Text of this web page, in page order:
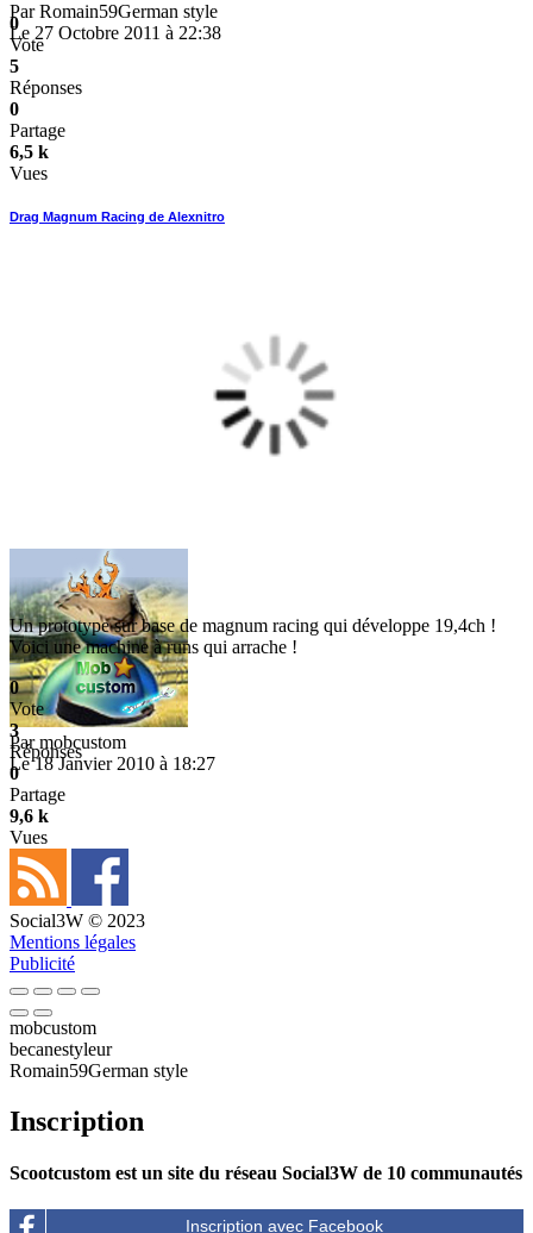
ParRomain59German style
Le 27 Octobre 2011 à 22:38
0
Vote
5
Réponses
0
Partage
6,5 k
Vues
Drag Magnum Racing de Alexnitro
Parmobcustom
Le 18 Janvier 2010 à 18:27
Un prototype sur base de magnum racing qui développe 19,4ch !
Voici une machine à runs qui arrache !
0
Vote
3
Réponses
0
Partage
9,6 k
Vues
Social3W © 2023
Mentions légales
Publicité
mobcustom
becanestyleur
Romain59German style
Inscription
Scootcustom est un site du réseau Social3W de 10 communautés